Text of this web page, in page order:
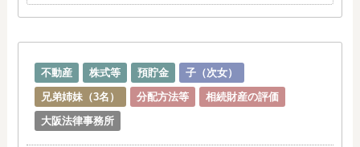
不動産 株式等 預貯金
子（次女）
兄弟姉妹（3名）
分配方法等
相続財産の評価
大阪法律事務所